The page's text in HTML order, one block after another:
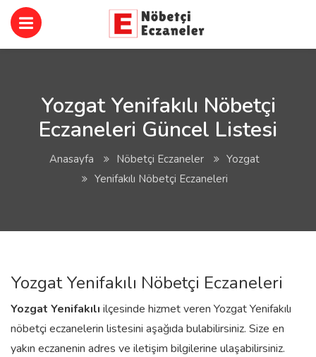
Yozgat Yenifakılı Nöbetçi
Eczaneleri Güncel Listesi
Anasayfa Nöbetçi Eczaneler
Yozgat
Yenifakılı Nöbetçi Eczaneleri
Yozgat Yenifakılı Nöbetçi Eczaneleri
Yozgat Yenifakılı ilçesinde hizmet veren Yozgat Yenifakılı
nöbetçi eczanelerin listesini aşağıda bulabilirsiniz. Size en
yakın eczanenin adres ve iletişim bilgilerine ulaşabilirsiniz.